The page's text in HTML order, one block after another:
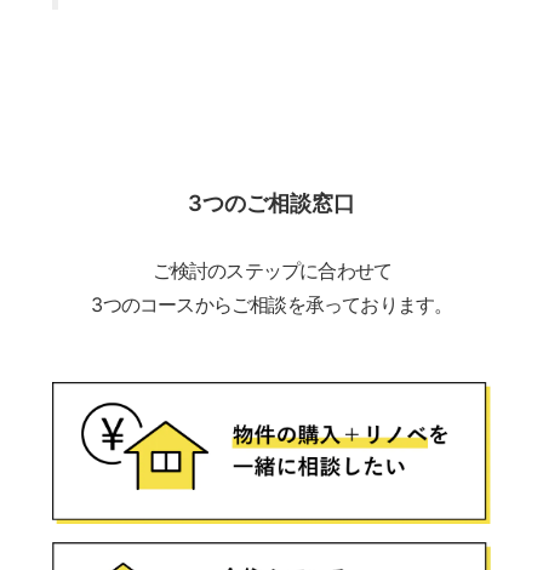
3つのご相談窓口
ご検討のステップに合わせて
3つのコースからご相談を承っております。